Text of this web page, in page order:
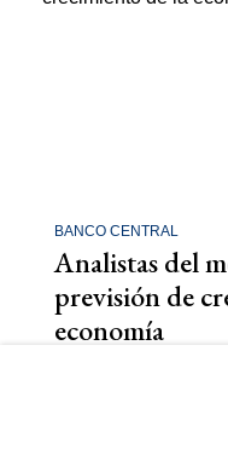
BANCO CENTRAL
Analistas del
previsión de
economía